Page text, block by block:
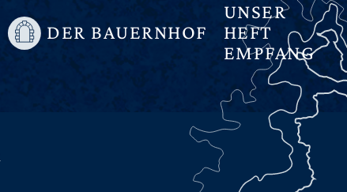
DER BAUERNHOF
UNSER
HEFT
EMPFANG